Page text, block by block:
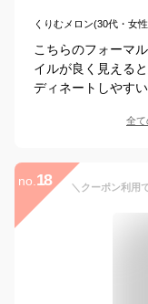
くりむメロン(30代・女
こちらのフォーマ
イルが良く見える
ディネートしやすい
全て
no. 18